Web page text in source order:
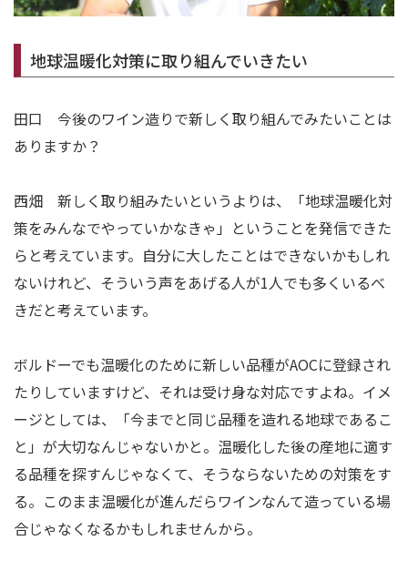
地球温暖化対策に取り組んでいきたい
田口 今後のワイン造りで新しく取り組んでみたいことは
ありますか？
西畑 新しく取り組みたいというよりは、「地球温暖化対
策をみんなでやっていかなきゃ」ということを発信できた
らと考えています。自分に大したことはできないかもしれ
ないけれど、そういう声をあげる人が1人でも多くいるべ
きだと考えています。
ボルドーでも温暖化のために新しい品種がAOCに登録され
たりしていますけど、それは受け身な対応ですよね。イメ
ージとしては、「今までと同じ品種を造れる地球であるこ
と」が大切なんじゃないかと。温暖化した後の産地に適す
る品種を探すんじゃなくて、そうならないための対策をす
る。このまま温暖化が進んだらワインなんて造っている場
合じゃなくなるかもしれませんから。